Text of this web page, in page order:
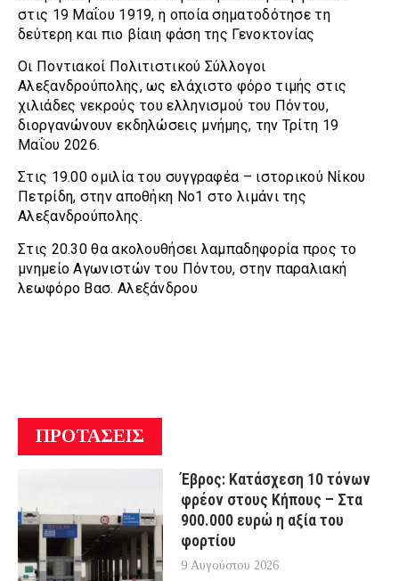
στις 19 Μαΐου 1919, η οποία σηματοδότησε τη
δεύτερη και πιο βίαιη φάση της Γενοκτονίας
Οι Ποντιακοί Πολιτιστικού Σύλλογοι
Αλεξανδρούπολης, ως ελάχιστο φόρο τιμής στις
χιλιάδες νεκρούς του ελληνισμού του Πόντου,
διοργανώνουν εκδηλώσεις μνήμης, την Τρίτη 19
Μαΐου 2026.
Στις 19.00 ομιλία του συγγραφέα – ιστορικού Νίκου
Πετρίδη, στην αποθήκη Νο1 στο λιμάνι της
Αλεξανδρούπολης.
Στις 20.30 θα ακολουθήσει λαμπαδηφορία προς το
μνημείο Αγωνιστών του Πόντου, στην παραλιακή
λεωφόρο Βασ. Αλεξάνδρου
ΠΡΟΤΑΣΕΙΣ
Έβρος: Κατάσχεση 10 τόνων
φρέον στους Κήπους – Στα
900.000 ευρώ η αξία του
φορτίου
9 Αυγούστου 2026